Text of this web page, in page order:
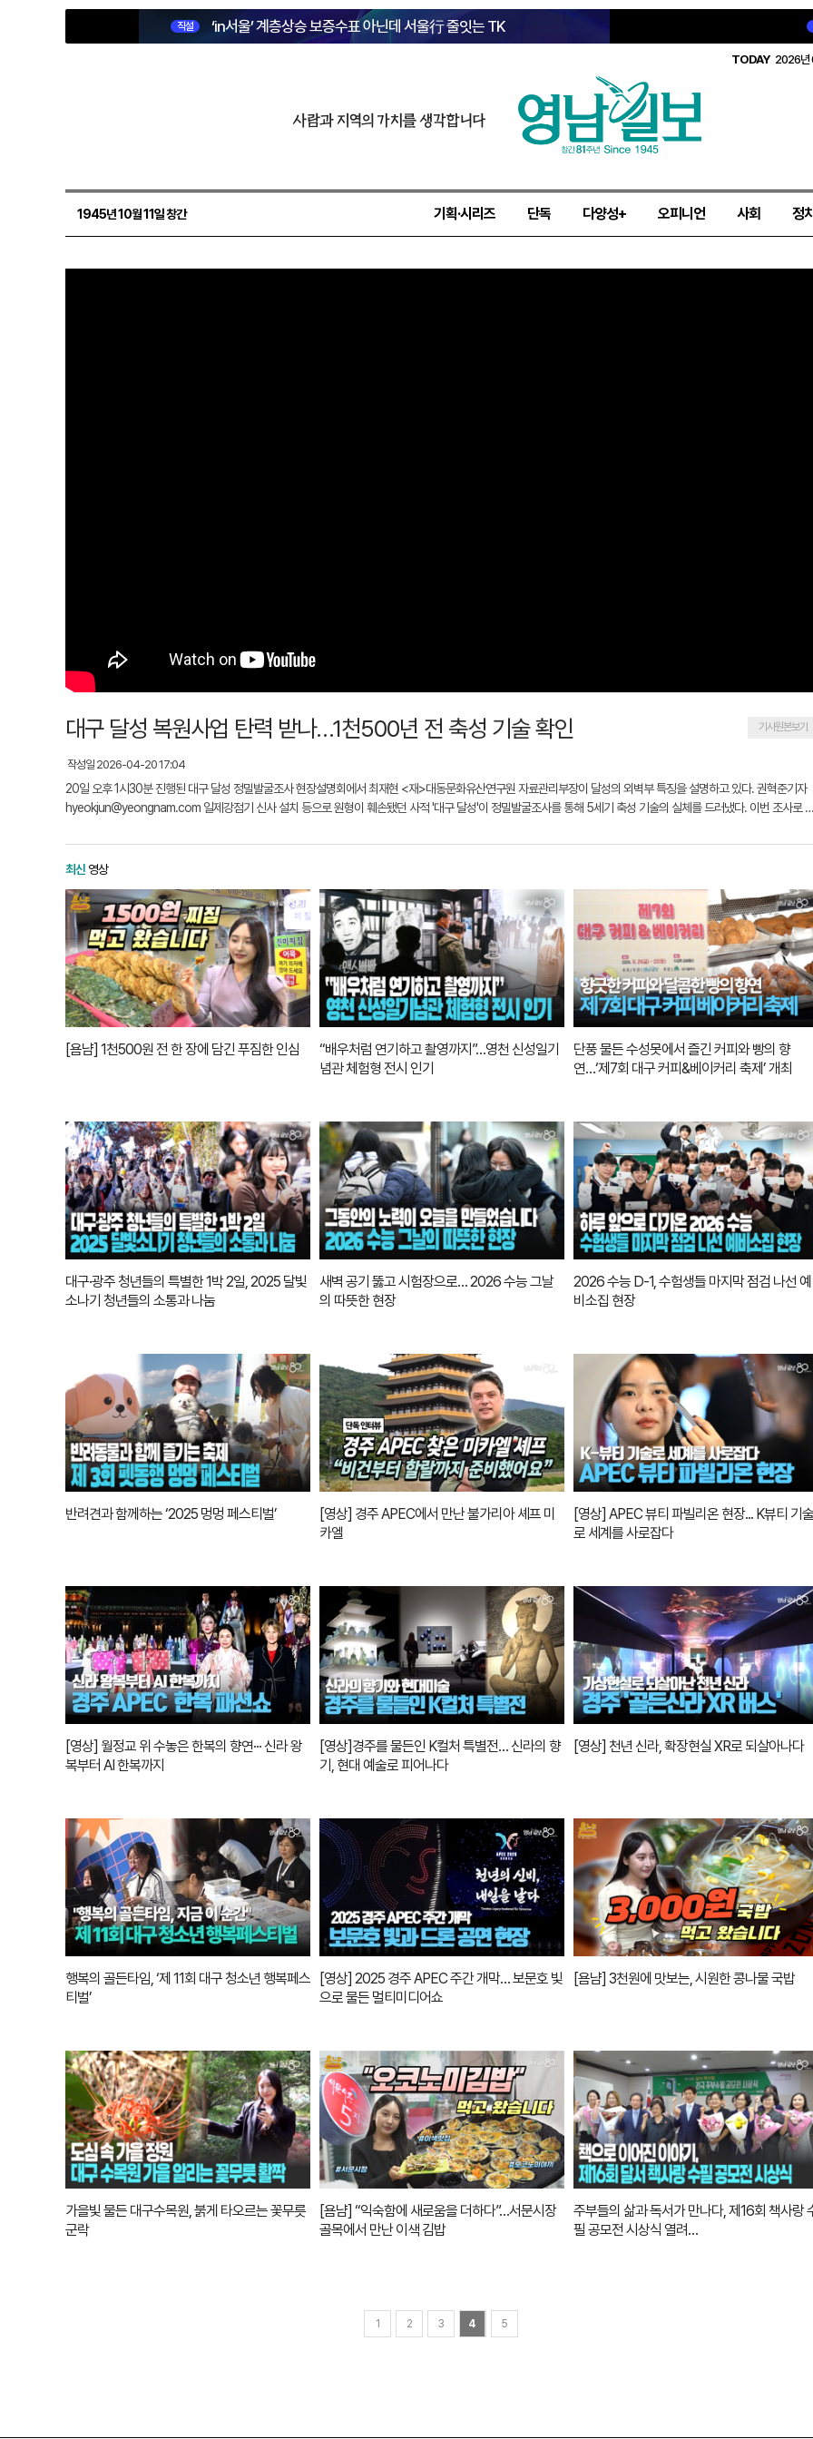
직설 ‘in서울’ 계층상승 보증수표 아닌데 서울行 줄잇는 TK
TODAY 2026년
사람과 지역의 가치를 생각합니다
1945년 10월 11일 창간 기획·시리즈 단독 다양성+ 오피니언 사회 정
대구 달성 복원사업 탄력 받나…1천500년 전 축성 기술 확인 기사원본보기
작성일 2026-04-20 17:04
20일 오후 1시30분 진행된 대구 달성 정밀발굴조사 현장설명회에서 최재현 <재>대동문화유산연구원 자료관리부장이 달성의 외벽부 특징을 설명하고 있다. 권혁준기자
hyeokjun@yeongnam.com 일제강점기 신사 설치 등으로 원형이 훼손됐던 사적 '대구 달성'이 정밀발굴조사를 통해 5세기 축성 기술의 실체를 드러냈다. 이번 조사로 달
달성의 고도화된 축성 기법을 공개했다. 특히 이번 조사는 달성이 그동안 알려진 단순한 '토성'이 아니라 흙과 돌을 섞은 '토석혼축'과 석축 기법을 정교하게 활용해 쌓아 올
성곽임을 처음으로 확인했다는 점에서 의미가 크다. 흙과 돌을 용도와 위치에 맞춰 사용함으로써 성곽의 견고함을 높인 것으로 밝혀진 것이다.이번 조사는 달성에 대한 첫
기 유물이 발굴돼 이 일대에 고대 취락이 존재했음이 확인된 바 있으나, 성벽의 구조적 실체가 구체적으로 밝혀진 것은 이번이 처음이다. 20일 오후 1시30분 열린 대구 달성
정밀발굴조사 현장설명회에서 공개된 달성의 내벽부 모습. 축성 당시 적용된 구획축조방식을 확인할 수 있다. 권혁준기자 hyeokjun@yeongnam.com 또 달성 축성에는
대규모 인력이 동원됐으며, 작업 그룹별로 역할이 나뉘었음을 보여주는 구획축조방식이 적용된 것으로 드러났다. 축성 재료는 달성 외곽에 흐르는 달서천의 저지대 점토와
당시 구릉지였던 달성 내부를 평탄화하고 해자를 조성하는 과정에서 나온 돌과 흙이 활용된 것으로 조사됐다.이와 함께 신라 왕궁이 있던 경주 월성과 비슷한 규모로 달성
축성된 점을 통해 당시 대구지역 토호 세력이 상당한 규모의 위상과 세력권을 형성하고 있었던 것으로 파악됐다. 20일 오후 1시30분 진행된 대구 달성 정밀발굴조사 현장설
명회에서 발굴된 유물이 공개되고 있다. 권혁준기자 hyeokjun@yeongnam.com 현장 발굴을 담당한 최재현 <재>대동문화유산연구원 자료관리부장은 "아래에서 돌을
쌓고 그 위를 흙으로 덮어 둑처럼 쌓아 올리는 정밀하고 뛰어난 축성 기술이 확인됐다"며 "삼국사기 기록에 나오는 261년 축조됐다는 기록은 추후 더 조사가 필요할 것으로
달성 복원사업'에 박차를 가할 방침이다.김신영 대구시 문화유산과장은 "내년까지 남측과 북측, 신사 터 등을 중심으로 발굴 조사를 진행하고, 이를 근거로 동물원 이전 이
인 오는 2028년부터 복원사업을 본격적으로 진행할 계획"이라며 "동물사로 훼손된 원지형을 복원하고, 수변 공간과 숲 놀이터 등 시민들이 즐길 수 있는 공간으로 만들어
였다. 권혁준기자 hyeokjun@yeongnam.com
최신 영상
[욤냠] 1천500원 전 한 장에 담긴 푸짐한 인심
“배우처럼 연기하고 촬영까지”…영천 신성일기
념관 체험형 전시 인기
단풍 물든 수성못에서 즐긴 커피와 빵의 향
연…‘제7회 대구 커피&베이커리 축제’ 개최
대구·광주 청년들의 특별한 1박 2일, 2025 달빛
소나기 청년들의 소통과 나눔
새벽 공기 뚫고 시험장으로… 2026 수능 그날
의 따뜻한 현장
2026 수능 D-1, 수험생들 마지막 점검 나선 예
비소집 현장
반려견과 함께하는 ‘2025 멍멍 페스티벌’
[영상] 경주 APEC에서 만난 불가리아 셰프 미
카엘
[영상] APEC 뷰티 파빌리온 현장... K뷰티 기술
로 세계를 사로잡다
[영상] 월정교 위 수놓은 한복의 향연··· 신라 왕
복부터 AI 한복까지
[영상]경주를 물든인 K컬처 특별전… 신라의 향
기, 현대 예술로 피어나다
[영상] 천년 신라, 확장현실 XR로 되살아나다
행복의 골든타임, ‘제 11회 대구 청소년 행복페스
티벌’
[영상] 2025 경주 APEC 주간 개막… 보문호 빛
으로 물든 멀티미디어쇼
[욤냠] 3천원에 맛보는, 시원한 콩나물 국밥
가을빛 물든 대구수목원, 붉게 타오르는 꽃무릇
군락
[욤냠] “익숙함에 새로움을 더하다”…서문시장
골목에서 만난 이색 김밥
주부들의 삶과 독서가 만나다, 제16회 책사랑
필 공모전 시상식 열려…
1 2 3 4 5